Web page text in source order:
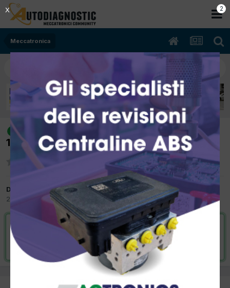
Meccatronica
risolto
[ml w 163 09/2003 2685cc 612963
120Kw Diesel] perdita olio motore
Da Paolo72
23 Gennaio 2013in Meccatronica
VAI ALLA SOLUZIONE
Risolta da Paolo72,8 Febbraio 2013
2
X